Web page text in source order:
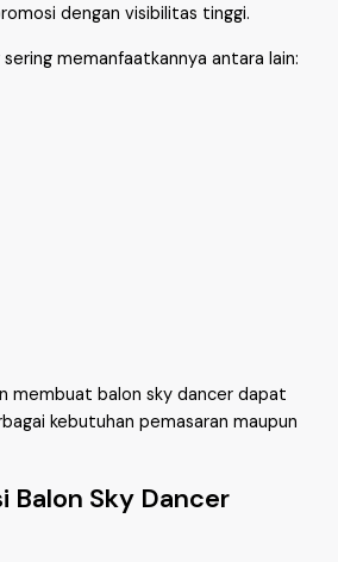
dengan visibilitas tinggi.
memanfaatkannya antara lain:
membuat balon sky dancer dapat
kebutuhan pemasaran maupun
Balon Sky Dancer